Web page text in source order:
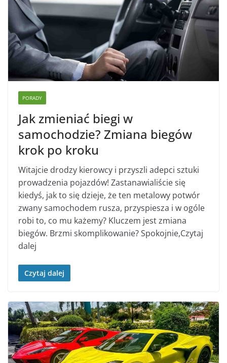
PORADY
Jak zmieniać biegi w
samochodzie? Zmiana biegów
krok po kroku
Witajcie drodzy kierowcy i przyszli adepci sztuki
prowadzenia pojazdów! Zastanawialiście się
kiedyś, jak to się dzieje, że ten metalowy potwór
zwany samochodem rusza, przyspiesza i w ogóle
robi to, co mu każemy? Kluczem jest zmiana
biegów. Brzmi skomplikowanie? Spokojnie,Czytaj
dalej
Czytaj dalej